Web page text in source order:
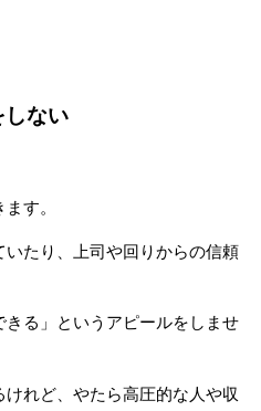
しない
す。
たり、上司や回りからの信頼
る」というアピールをしませ
れど、やたら高圧的な人や収